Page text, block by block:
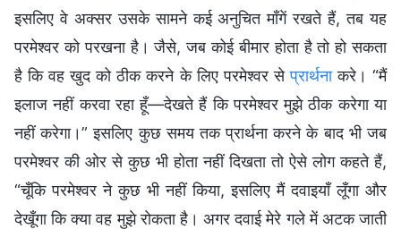
इसलिए वे अक्सर उसके सामने कई अनुचित माँगें रखते हैं, तब यह
परमेश्वर को परखना है। जैसे, जब कोई बीमार होता है तो हो सकता
है कि वह खुद को ठीक करने के लिए परमेश्वर सेप्रार्थनाकरे। “मैं
इलाज नहीं करवा रहा हूँ—देखते हैं कि परमेश्वर मुझे ठीक करेगा या
नहीं करेगा।” इसलिए कुछ समय तक प्रार्थना करने के बाद भी जब
परमेश्वर की ओर से कुछ भी होता नहीं दिखता तो ऐसे लोग कहते हैं,
“चूँकि परमेश्वर ने कुछ भी नहीं किया, इसलिए मैं दवाइयाँ लूँगा और
देखूँगा कि क्या वह मुझे रोकता है। अगर दवाई मेरे गले में अटक जाती